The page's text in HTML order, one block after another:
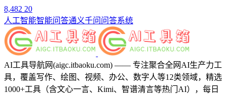
8,482 20
人工智能智能问答通义千问 问答系统
AI工具导航网(aigc.itbaoku.com) —— 专注聚合全网AI生产力工
具，覆盖写作、绘图、视频、办公、数字人等12类领域，精选
1000+工具（含文心一言、Kimi、智谱清言等热门AI），每日